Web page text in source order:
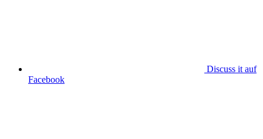
Discuss it auf
Facebook